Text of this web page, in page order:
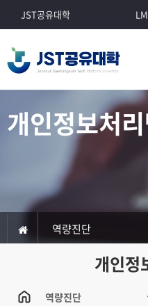
JST공유대학
개인정보처
역량진단
개인정
역량진단